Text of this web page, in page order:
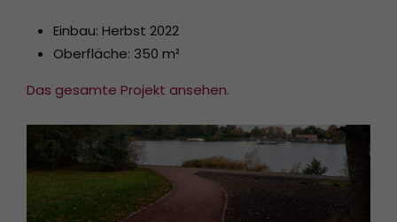
Einbau: Herbst 2022
Oberfläche: 350 m²
Das gesamte Projekt ansehen.